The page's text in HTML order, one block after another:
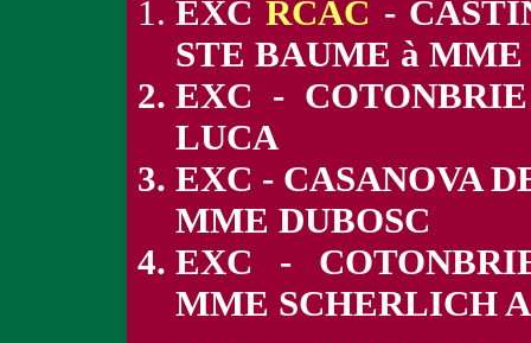
EXC RCAC -
STE BAUME à
EXC -
LUCA
EXC - CASANOVA
MME DUBOSC
EXC -
MME SCHERLICH